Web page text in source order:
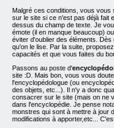
Malgré ces conditions, vous
sur le site si ce n'est pas déjà fait
dessus du champ de texte. Je
émote (il en manque beaucoup)
éviter d'oublier des éléments.
qu'on le lise. Par la suite,
capacités et que vous faites du
Passons au poste d'
site :D. Mais bon, vous vous
l'encyclopédologue (ou
des objets, etc...). Il n'y a donc
consacrer sur le site (mais on ne
dans l'encyclopédie. Je pense
monstres qui sont à mettre à jour
modifications à apporter,etc...